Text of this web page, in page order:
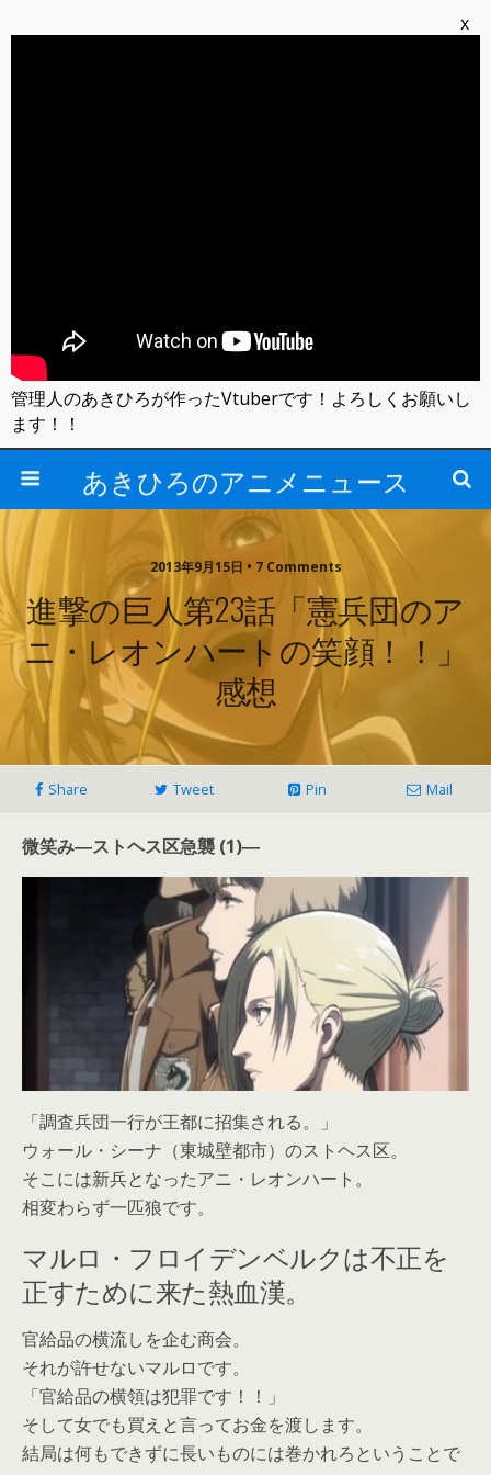
あきひろのアニメニュース
2013年9月15日 • 7 Comments
進撃の巨人第23話「憲兵団のア
ニ・レオンハートの笑顔！！」
感想
Share Tweet Pin Mail
微笑み―ストヘス区急襲 (1)―
「調査兵団一行が王都に招集される。」
ウォール・シーナ（東城壁都市）のストヘス区。
そこには新兵となったアニ・レオンハート。
相変わらず一匹狼です。
マルロ・フロイデンベルクは不正を
正すために来た熱血漢。
官給品の横流しを企む商会。
それが許せないマルロです。
「官給品の横領は犯罪です！！」
そして女でも買えと言ってお金を渡します。
結局は何もできずに長いものには巻かれろということで
x
管理人のあきひろが作ったVtuberです！よろしくお願いし
ます！！